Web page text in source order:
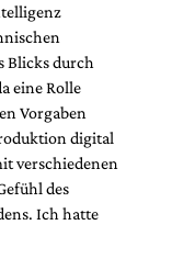
Blicks durch
eine Rolle
Vorgaben
digital
verschiedenen
des
Ich hatte